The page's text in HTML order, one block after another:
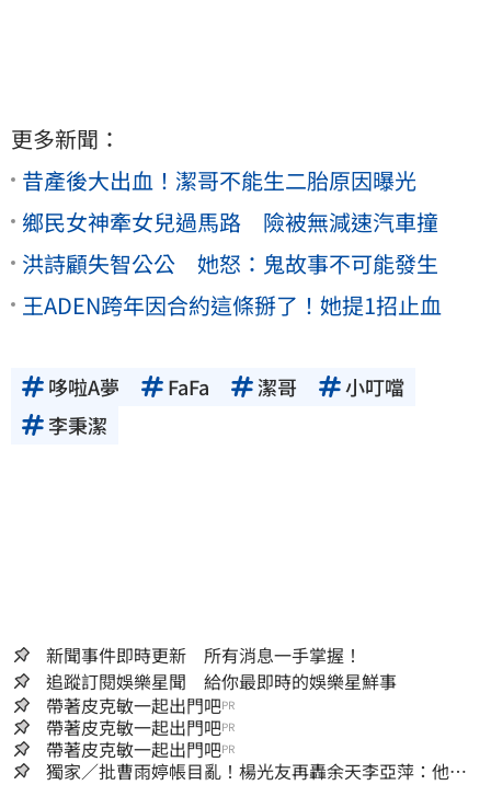
更多新聞：
昔產後大出血！潔哥不能生二胎原因曝光
鄉民女神牽女兒過馬路 險被無減速汽車撞
洪詩顧失智公公 她怒：鬼故事不可能發生
王ADEN跨年因合約這條掰了！她提1招止血
哆啦A夢 FaFa 潔哥
小叮噹
李秉潔
新聞事件即時更新 所有消息一手掌握！
追蹤訂閱娛樂星聞 給你最即時的娛樂星鮮事
帶著皮克敏一起出門吧PR
帶著皮克敏一起出門吧PR
帶著皮克敏一起出門吧PR
獨家／批曹雨婷帳目亂！楊光友再轟余天李亞萍：他們